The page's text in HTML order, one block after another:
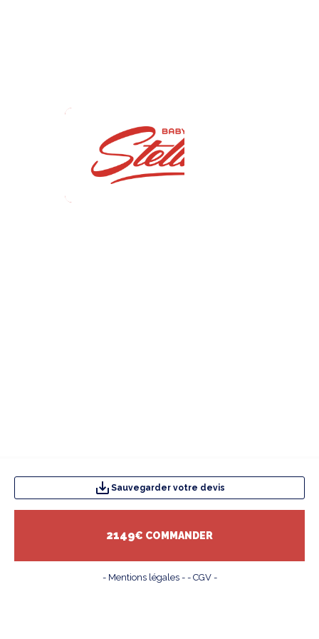
Votre sélection d’options personnalisées:
Vos produits complémentaires:
Sauvegarder votre devis
2149€ COMMANDER
- Mentions légales - - CGV -